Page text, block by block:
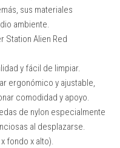
sus materiales
ambiente.
Station Alien Red
y fácil de limpiar.
ergonómico y ajustable,
comodidad y apoyo.
de nylon especialmente
al desplazarse.
fondo x alto).